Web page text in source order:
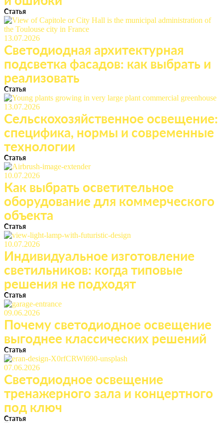
Статья
13.07.2026
Светодиодная архитектурная
подсветка фасадов: как выбрать и
реализовать
Статья
13.07.2026
Сельскохозяйственное освещение:
специфика, нормы и современные
технологии
Статья
10.07.2026
Как выбрать осветительное
оборудование для коммерческого
объекта
Статья
10.07.2026
Индивидуальное изготовление
светильников: когда типовые
решения не подходят
Статья
09.06.2026
Почему светодиодное освещение
выгоднее классических решений
Статья
07.06.2026
Светодиодное освещение
тренажерного зала и концертного
под ключ
Статья